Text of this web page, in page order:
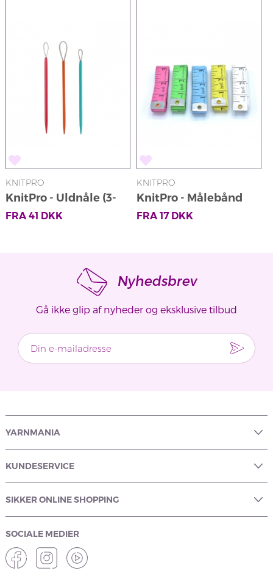
KNITPRO
KnitPro - Uldnåle (3-
pak)
FRA 41 DKK
KNITPRO
KnitPro - Målebånd
FRA 17DKK
Nyhedsbrev
Gå ikke glip af nyheder og eksklusive tilbud
YARNMANIA
KUNDESERVICE
SIKKER ONLINE SHOPPING
SOCIALE MEDIER